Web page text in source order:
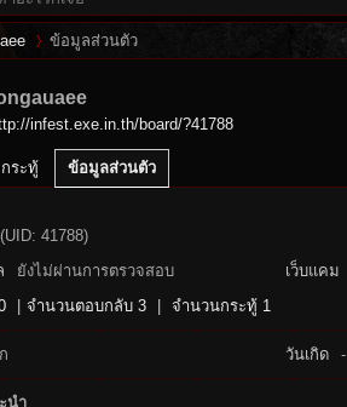
ข้อมูลส่วนตัว
infest.exe.in.th/board/?41788
กระทู้ ข้อมูลส่วนตัว
(UID: 41788)
ยังไม่ผ่านการตรวจสอบ เว็บแคม
จำนวนตอบกลับ 3 จำนวนกระทู้ 1
วันเกิด -
นำ